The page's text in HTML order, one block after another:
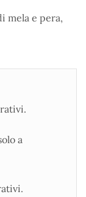
mela e pera,
a